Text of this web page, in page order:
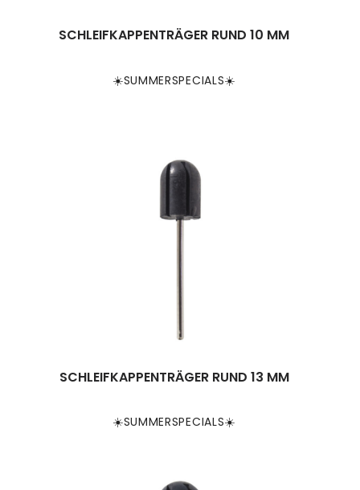
☀️SUMMERSPECIALS☀️
SCHLEIFKAPPENTRÄGER RUND 10 MM
☀️SUMMERSPECIALS☀️
SCHLEIFKAPPENTRÄGER RUND 13 MM